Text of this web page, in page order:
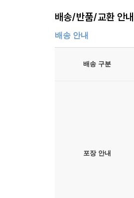
배송/반품/교환 안내
배송 안내
배송 구분
포장 안내